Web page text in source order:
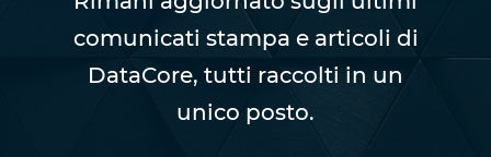
comunicati stampa e articoli di
DataCore, tutti raccolti in un
unico posto.